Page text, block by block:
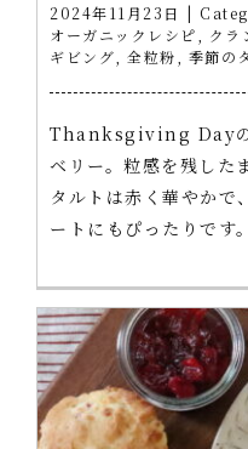
2024年11月23日 |
オーガニックレシピ
クラ
ギビング
全粒粉 季節の
Thanksgiving Dayの
ベリー。粒感を残した
タルトは赤く華やかで
ートにもぴったりです。